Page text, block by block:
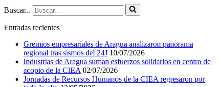
Buscar...
Entradas recientes
Gremios empresariales de Aragua analizaron panorama
regional tras sismos del 24J 10/07/2026
Industrias de Aragua suman esfuerzos solidarios en centro de
acopio de la CIEA 02/07/2026
Jornadas de Recursos Humanos de la CIEA regresaron por